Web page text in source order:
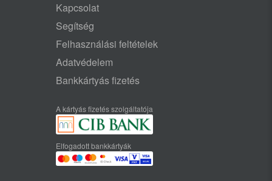
Kapcsolat
Segítség
Felhasználási feltételek
Adatvédelem
Bankkártyás fizetés
A kártyás fizetés szolgáltatója
Elfogadott bankkártyák